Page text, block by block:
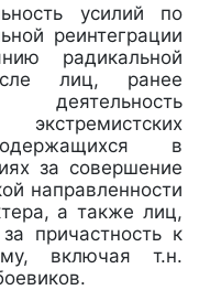
усилий по
реинтеграции
радикальной
лиц, ранее
в
за совершение
направленности
а также лиц,
причастность к
включая т.н.